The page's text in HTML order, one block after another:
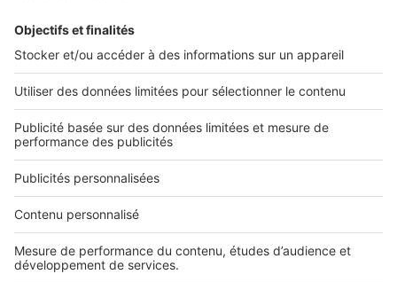
L'ENTREPRISE
Qui sommes-nous ?
Nous contacter
Nous recrutons
NOS APPLICATIONS
Découvrez nos applications